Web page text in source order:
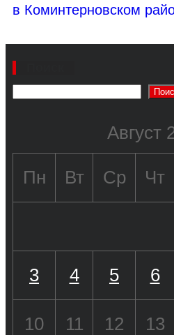
в Коминтерновском
Август
Пн Вт Ср Чт
3 4 5 6
10 11 12 13